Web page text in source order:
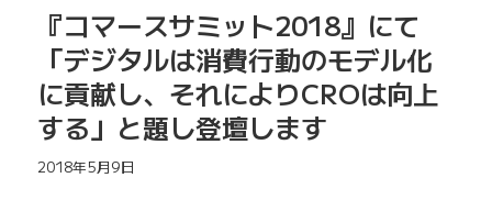
『コマースサミット2018』にて
「デジタルは消費行動のモデル化
に貢献し、それによりCROは向上
する」と題し登壇します
2018年5月9日